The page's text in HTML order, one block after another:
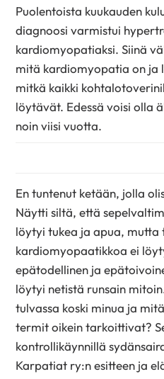
Puolentoista kuukauden
diagnoosi varmistui
kardiomyopatiaksi. Siinä
mitä kardiomyopatia on ja
mitkä kaikki
löytävät. Edessä voisi olla
noin viisi vuotta.
En tuntenut ketään, jolla
Näytti siltä, että
löytyi tukea ja apua, mutta
kardiomyopaatikkoa ei
epätodellinen ja
löytyi netistä runsain
tulvassa koski minua ja
termit oikein tarkoittivat?
kontrollikäynnillä
Karpatiat ry:n esitteen ja